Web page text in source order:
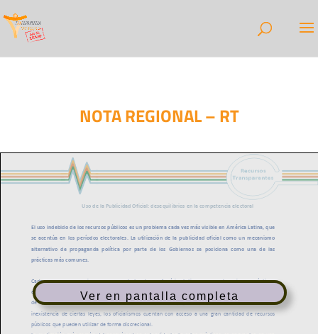
NOTA REGIONAL – RT
Ver en pantalla completa